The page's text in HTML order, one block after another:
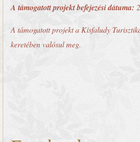
A támogatott projekt befejezési dátuma:
A támogatott projekt a Kisfaludy
keretében valósul meg.